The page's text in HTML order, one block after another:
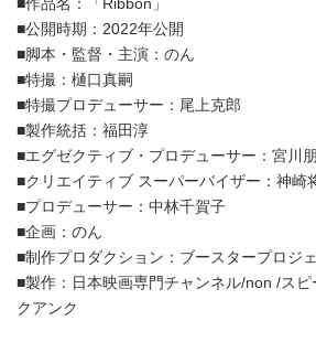
■作品名：「Ribbon」
■公開時期：2022年公開
■脚本・監督・主演：のん
■特撮：樋口真嗣
■特撮プロデューサー：尾上克郎
■製作統括：福田淳
■エグゼクティブ・プロデューサー：宮川
■クリエイティブ スーパーバイザー：神
■プロデューサー：中林千賀子
■企画：のん
■制作プロダクション：ブースタープロジ
■製作：日本映画専門チャンネル/non /ス
クアンク